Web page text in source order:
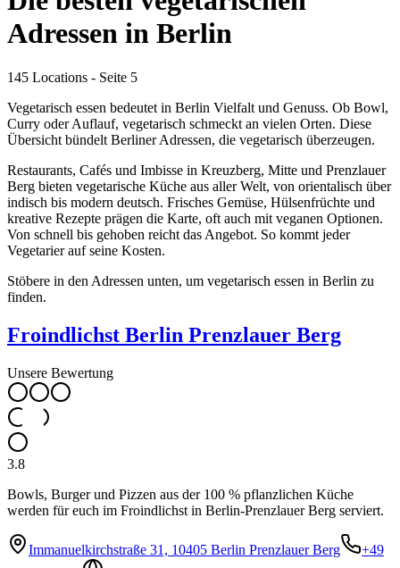
Adressen in Berlin
145 Locations - Seite 5
Vegetarisch essen bedeutet in Berlin Vielfalt und Genuss. Ob Bowl,
Curry oder Auflauf, vegetarisch schmeckt an vielen Orten. Diese
Übersicht bündelt Berliner Adressen, die vegetarisch überzeugen.
Restaurants, Cafés und Imbisse in Kreuzberg, Mitte und Prenzlauer
Berg bieten vegetarische Küche aus aller Welt, von orientalisch über
indisch bis modern deutsch. Frisches Gemüse, Hülsenfrüchte und
kreative Rezepte prägen die Karte, oft auch mit veganen Optionen.
Von schnell bis gehoben reicht das Angebot. So kommt jeder
Vegetarier auf seine Kosten.
Stöbere in den Adressen unten, um vegetarisch essen in Berlin zu
finden.
Froindlichst Berlin Prenzlauer Berg
Unsere Bewertung
3.8
Bowls, Burger und Pizzen aus der 100 % pflanzlichen Küche
werden für euch im Froindlichst in Berlin-Prenzlauer Berg serviert.
Immanuelkirchstraße 31, 10405 Berlin Prenzlauer Berg
+49